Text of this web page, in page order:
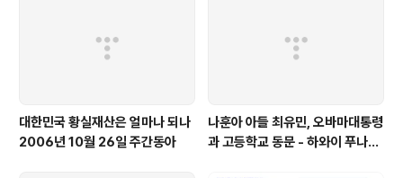
대한민국 황실재산은 얼마나 되나
2006년 10월 26일 주간동아
나훈아 아들 최유민, 오바마대통령
과 고등학교 동문 - 하와이 푸나호